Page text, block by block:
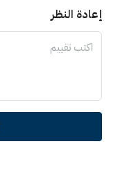
إعادة النظر